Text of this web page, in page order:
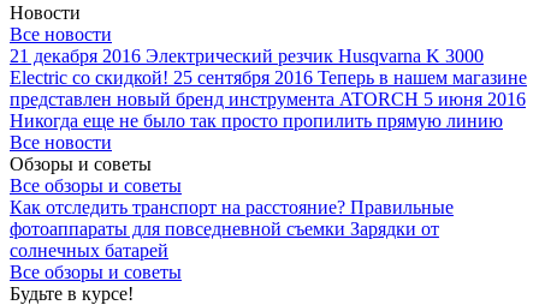
Новости
Все новости
21 декабря 2016 Электрический резчик Husqvarna K 3000
Electric со скидкой! 25 сентября 2016 Теперь в нашем магазине
представлен новый бренд инструмента ATORCH 5 июня 2016
Никогда еще не было так просто пропилить прямую линию
Все новости
Обзоры и советы
Все обзоры и советы
Как отследить транспорт на расстояние? Правильные
фотоаппараты для повседневной съемки Зарядки от
солнечных батарей
Все обзоры и советы
Будьте в курсе!